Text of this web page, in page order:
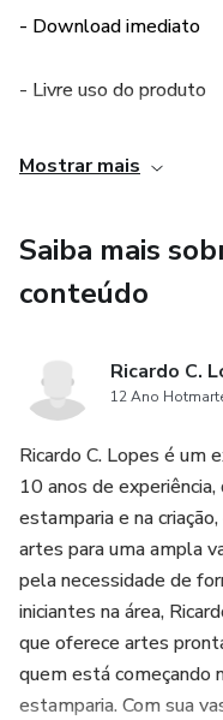
Ofereça variedade:
Namorados 2.0 e
turbinar seus negócios!
Não deixe essa
- Download imediato
- Livre uso do produto
Mostrar mais
Saiba mais
conteúdo
Ricardo C.
12 Ano
Ricardo C. Lopes é um
10 anos de
estamparia e na
artes para uma ampla
pela necessidade de
iniciantes na área,
que oferece artes
quem está começando
estamparia. Com sua